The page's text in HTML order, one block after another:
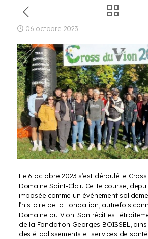
06 octobre 2023
Le 6 octobre 2023 s’est déroulé le
Domaine Saint-Clair. Cette course,
imposée comme un événement
l’histoire de la Fondation, autrefois
Domaine du Vion. Son récit est
de la Fondation Georges BOISSEL, ainsi
des établissements et services de